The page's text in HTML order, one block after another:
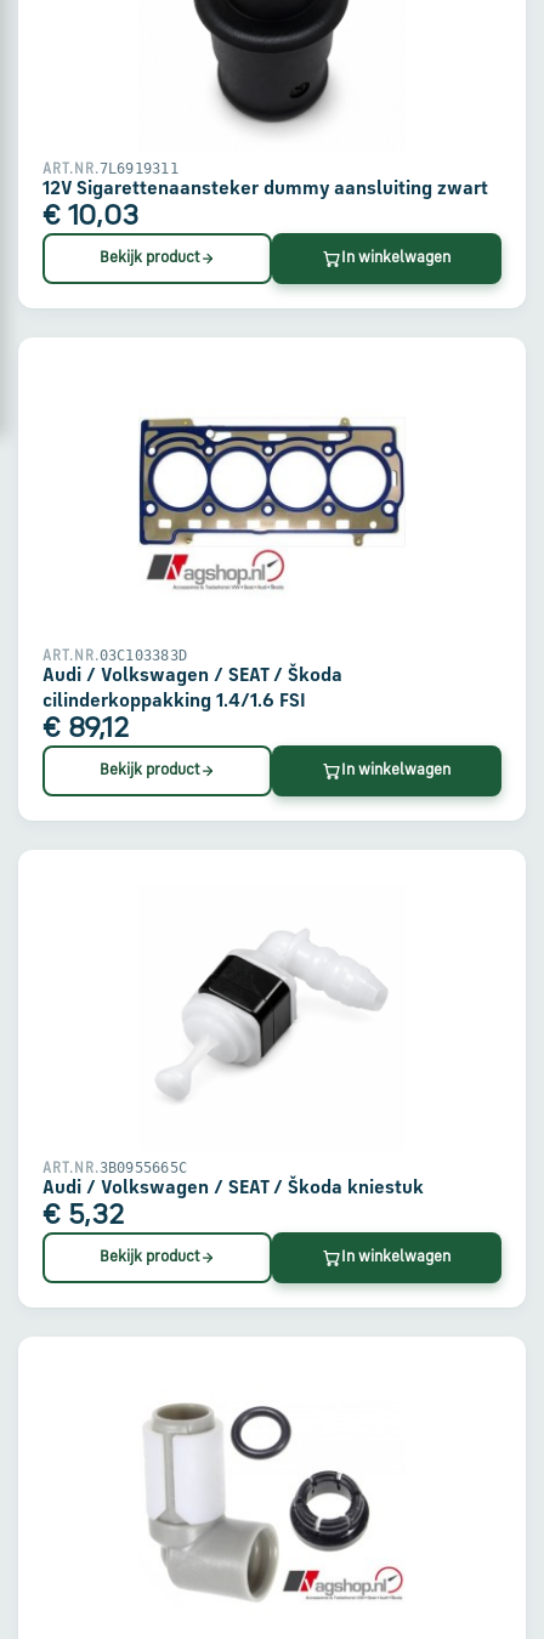
een
e-
mail
Retourinformatie
Klantenservice
ART.NR.7L6919311
12V Sigarettenaansteker dummy aansluiting zwart
€ 10,03
Bekijk product In winkelwagen
ART.NR.03C103383D
Audi / Volkswagen / SEAT / Škoda
cilinderkoppakking 1.4/1.6 FSI
€ 89,12
Bekijk product In winkelwagen
ART.NR.3B0955665C
Audi / Volkswagen / SEAT / Škoda kniestuk
€ 5,32
Bekijk product In winkelwagen